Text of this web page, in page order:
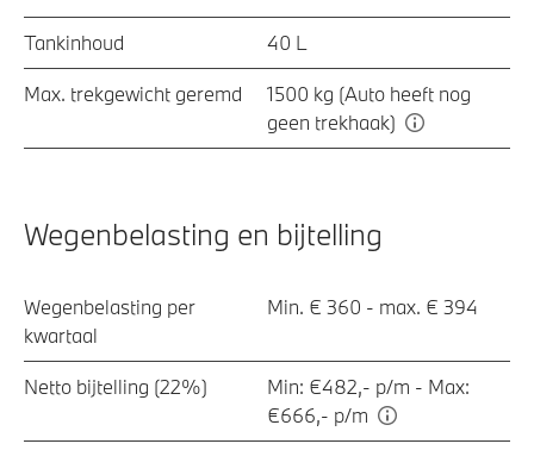
Tankinhoud 40 L
Max. trekgewicht geremd
1500 kg (Auto heeft nog
geen trekhaak)
Wegenbelasting en bijtelling
Wegenbelasting per
kwartaal
Min. € 360 - max. € 394
Netto bijtelling (22%)
Min: €482,- p/m - Max:
€666,- p/m